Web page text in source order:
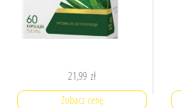
21,99 zł
Zobacz cenę